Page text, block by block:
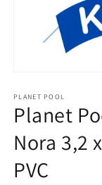
1
i
modalfönster
PLANET POOL
Planet
Nora 3,2
PVC